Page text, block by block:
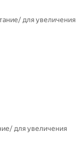
для увеличения
для увеличения